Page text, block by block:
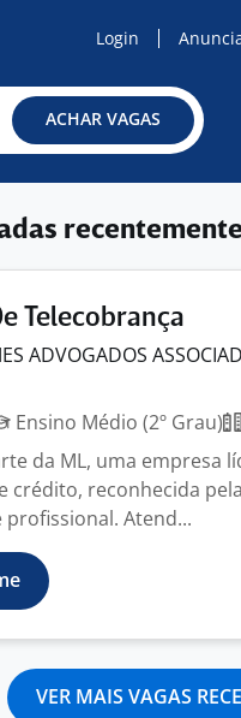
Login
ACHAR VAGAS
recentemente
Telecobrança
ADVOGADOS
Ensino Médio (2º Grau)
da ML, uma empresa
crédito, reconhecida
profissional. Atend...
VER MAIS VAGAS